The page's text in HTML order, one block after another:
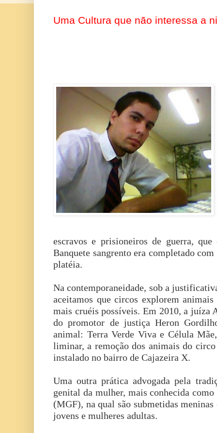
Uma Cultura que não interessa a
escravos e prisioneiros de guerra,
Banquete sangrento era completado
platéia.
Na contemporaneidade, sob a
aceitamos que circos explorem
mais cruéis possíveis. Em 2010, a juíza
do promotor de justiça Heron
animal: Terra Verde Viva e Célula
liminar, a remoção dos animais do
instalado no bairro de Cajazeira X.
Uma outra prática advogada pela
genital da mulher, mais conhecida
(MGF), na qual são submetidas
jovens e mulheres adultas.